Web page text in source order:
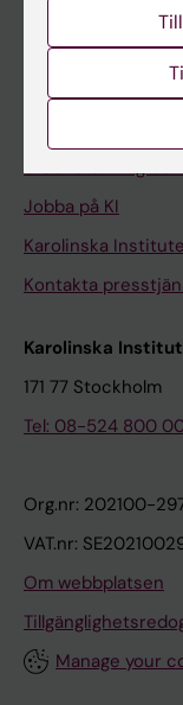
Kontakta och besök
Stöd forskning
Jobba på KI
Karolinska
Kontakta
Karolinska
171 77 Stockholm
Tel: 08-524 800
Org.nr: 202100-
VAT.nr:
Om webbplatsen
Manage your